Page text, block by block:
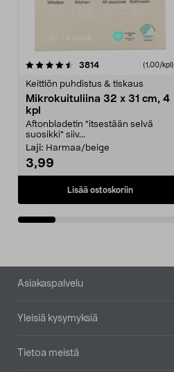
3814arvostelut (1,00/kpl)
Keittiön puhdistus & tiskaus
Mikrokuituliina 32 x 31 cm, 4
kpl
Aftonbladetin "itsestään selvä
suosikki" siiv...
Laji: Harmaa/beige
3,99
Lisää ostoskoriin
4.5viidestä
Alatunniste
Asiakaspalvelu
Yleisiä kysymyksiä
Tietoa meistä